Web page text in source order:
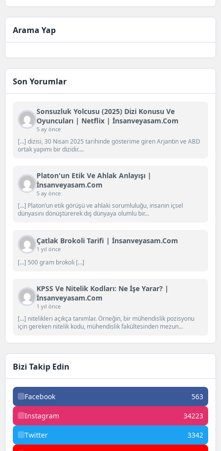
Arama Yap
Son Yorumlar
Sonsuzluk Yolcusu (2025) Dizi Konusu Ve
Oyuncuları | Netflix | İnsanveyasam.com
5 ay önce
[…] dizisi, 30 Nisan 2025 tarihinde gösterime giren Arjantin ve ABD
ortak yapımı bir dizidir....
Platon'un Etik Ve Ahlak Anlayışı |
İnsanveyasam.com
5 ay önce
[…] Platon‘un etik görüşü ve ahlaki sorumluluğu, insanın içsel
dünyasını dönüştürerek dış dünyaya olumlu bir...
Çatlak Brokoli Tarifi | İnsanveyasam.com
1 yıl önce
[…] 500 gram brokoli […]
KPSS Ve Nitelik Kodları: Ne İşe Yarar? |
İnsanveyasam.com
1 yıl önce
[…] nitelikleri açıkça tanımlar. Örneğin, bir mühendislik pozisyonu
için gereken nitelik kodu, mühendislik fakültesinden mezun...
Bizi Takip Edin
Facebook 563
Instagram 34223
Twitter 3342